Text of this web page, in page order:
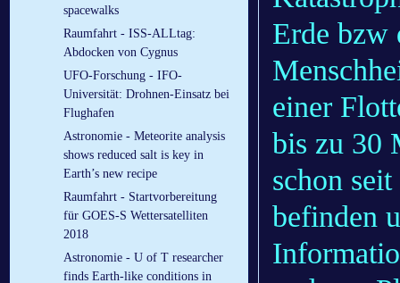
spacewalks
Raumfahrt - ISS-ALLtag:
Abdocken von Cygnus
UFO-Forschung - IFO-
Universität: Drohnen-Einsatz bei
Flughafen
Astronomie - Meteorite analysis
shows reduced salt is key in
Earth’s new recipe
Raumfahrt - Startvorbereitung
für GOES-S Wettersatelliten
2018
Astronomie - U of T researcher
finds Earth-like conditions in
Erde bzw
einer
bis zu 30
schon
befinden